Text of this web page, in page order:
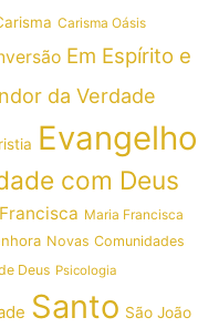
Carisma Oásis
Em Espírito e
da Verdade
Evangelho
com Deus
Maria Francisca
Novas Comunidades
Deus Psicologia
Santo São João